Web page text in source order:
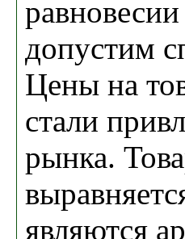
допустим
Цены на
стали
рынка.
являются